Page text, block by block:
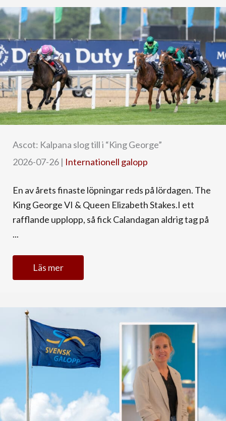
Ascot: Kalpana slog till i “King George”
2026-07-26 | Internationell galopp
En av årets finaste löpningar reds på lördagen. The
King George VI & Queen Elizabeth Stakes.I ett
rafflande upplopp, så fick Calandagan aldrig tag på
...
Läs mer